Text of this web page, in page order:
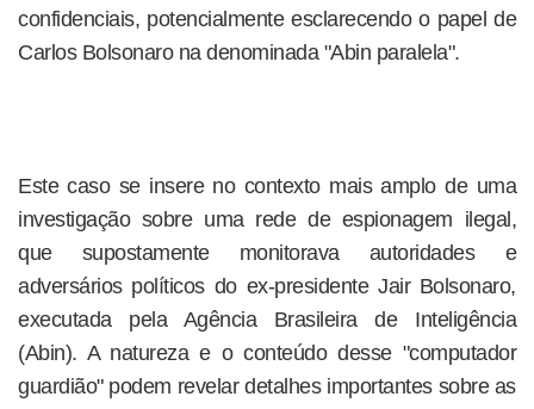
confidenciais, potencialmente esclarecendo o papel de
Carlos Bolsonaro na denominada "Abin paralela".
Este caso se insere no contexto mais amplo de uma
investigação sobre uma rede de espionagem ilegal,
que supostamente monitorava autoridades e
adversários políticos do ex-presidente Jair Bolsonaro,
executada pela Agência Brasileira de Inteligência
(Abin). A natureza e o conteúdo desse "computador
guardião" podem revelar detalhes importantes sobre as